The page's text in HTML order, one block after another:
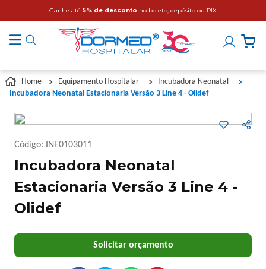
Ganhe até 5% de desconto no boleto, depósito ou PIX
Equipamento Hospitalar
Incubadora Neonatal
Incubadora Neonatal Estacionaria Versão 3 Line 4 - Olidef
Código: INE0103011
Incubadora Neonatal
Estacionaria Versão 3 Line 4 -
Olidef
Solicitar orçamento